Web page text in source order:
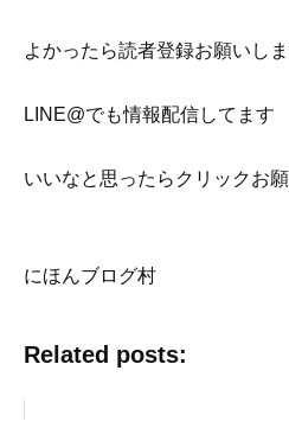
よかったら読者登録お願いしま
LINE@でも情報配信してます
いいなと思ったらクリックお
にほんブログ村
Related posts: